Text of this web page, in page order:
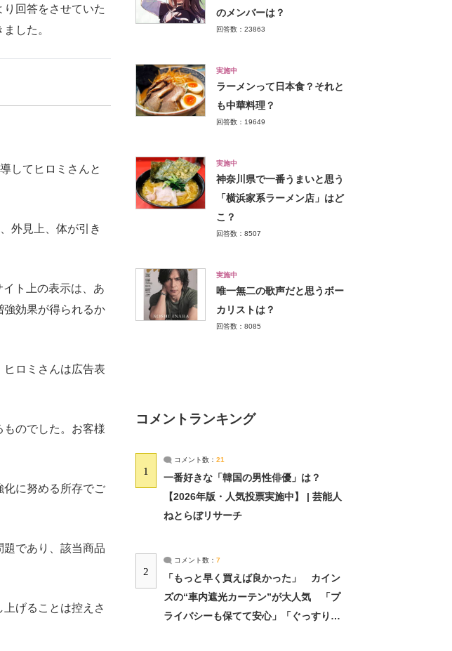
回答をさせていた
した。
してヒロミさんと
外見上、体が引き
ト上の表示は、あ
強効果が得られるか
ロミさんは広告表
のでした。お客様
化に努める所存でご
であり、該当商品
げることは控えさ
のメンバーは？
回答数：23863
実施中
ラーメンって日本食？それと
も中華料理？
回答数：19649
実施中
神奈川県で一番うまいと思う
「横浜家系ラーメン店」はど
こ？
回答数：8507
実施中
唯一無二の歌声だと思うボー
カリストは？
回答数：8085
コメントランキング
1
コメント数： 21
一番好きな「韓国の男性俳優」は？
【2026年版・人気投票実施中】 | 芸能人
ねとらぼリサーチ
2
コメント数： 7
「もっと早く買えば良かった」 カイン
ズの“車内遮光カーテン”が大人気 「プ
ライバシーも保てて安心」「ぐっすり眠